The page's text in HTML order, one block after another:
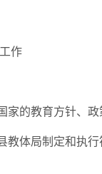
作
家的教育方针、
教体局制定和执